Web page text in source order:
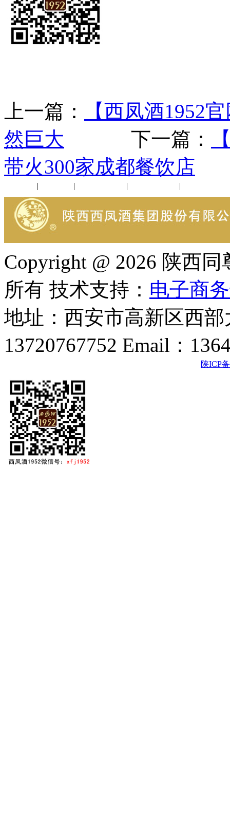
上一篇：
【西凤酒1952
然巨大 下一篇：
带火300家成都餐饮店
| | | |
Copyright @ 2026 陕西
所有 技术支持： 电子商
地址：西安市高新区西
13720767752 Email：
陕ICP